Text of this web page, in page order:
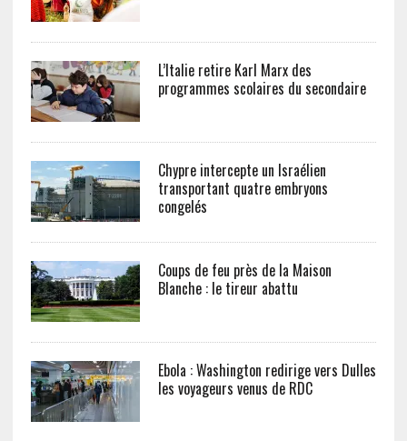
L’Italie retire Karl Marx des
programmes scolaires du secondaire
Chypre intercepte un Israélien
transportant quatre embryons
congelés
Coups de feu près de la Maison
Blanche : le tireur abattu
Ebola : Washington redirige vers Dulles
les voyageurs venus de RDC